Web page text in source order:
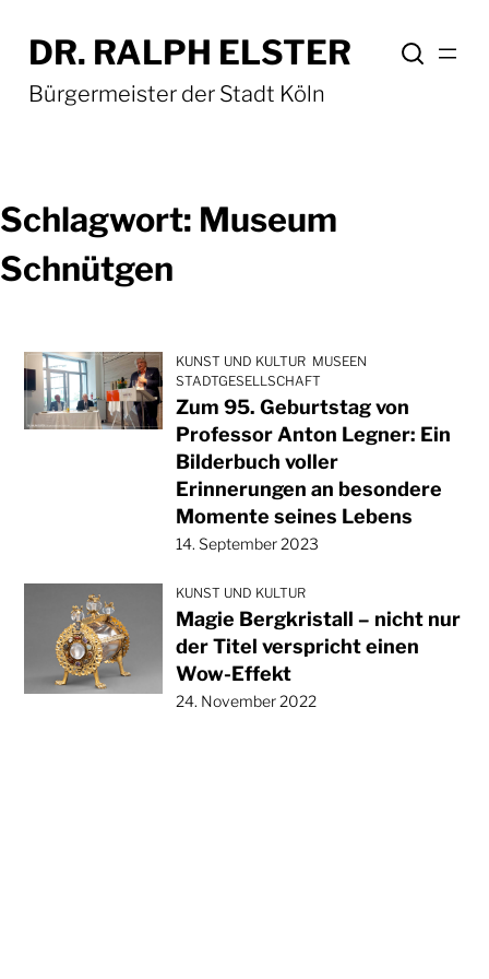
Inhalt
springen
DR. RALPH ELSTER
Bürgermeister der Stadt Köln
Schlagwort: Museum
Schnütgen
KUNST UND KULTUR MUSEEN
STADTGESELLSCHAFT
Zum 95. Geburtstag von
Professor Anton Legner: Ein
Bilderbuch voller
Erinnerungen an besondere
Momente seines Lebens
14. September 2023
KUNST UND KULTUR
Magie Bergkristall – nicht nur
der Titel verspricht einen
Wow-Effekt
24. November 2022